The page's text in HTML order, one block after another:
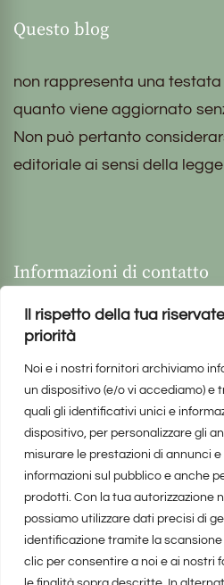
Il rispetto della tua
priorità
Noi e i nostri fornitori archiviamo
un dispositivo (e/o vi accediamo) e
quali gli identificativi unici e
dispositivo, per personalizzare gli
misurare le prestazioni di annunci
informazioni sul pubblico e anche
prodotti. Con la tua autorizzazione
possiamo utilizzare dati precisi di
identificazione tramite la
clic per consentire a noi e ai nostri
Questo blog
non rappresenta una
quanto viene aggiornato
Non può pertanto
editoriale ai sensi della
Informazioni di contatto